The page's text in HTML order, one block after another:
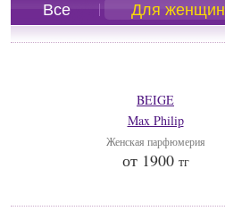
Все Для женщин
BEIGE
Max Philip
Женская парфюмерия
от 1900 тг